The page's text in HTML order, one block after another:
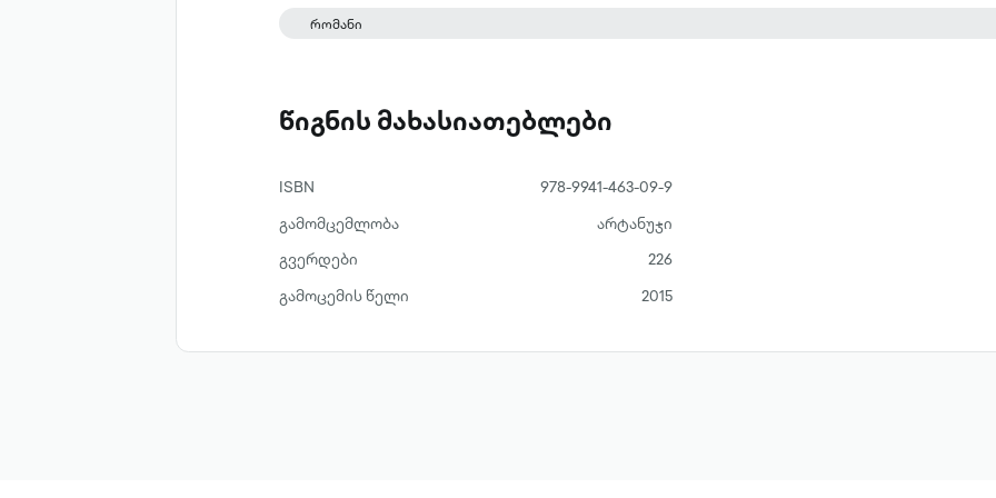
კულტურისა და ძეგლთა დაცვის სამინისტროს მხარდაჭერით."
რომანი
წიგნის მახასიათებლები
ISBN
978-9941-463-09-9
გამომცემლობა
არტანუჯი
გვერდები
226
გამოცემის წელი
2015